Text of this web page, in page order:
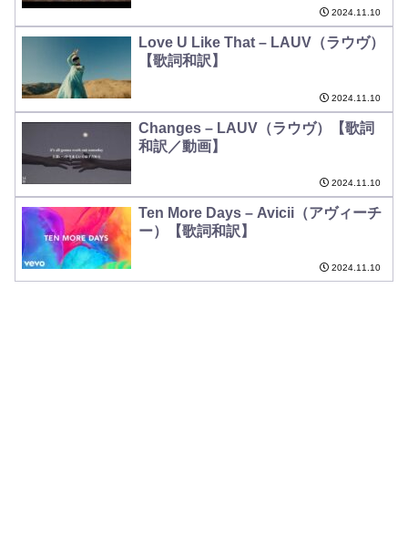
2024.11.10
Love U Like That – LAUV（ラウヴ）
【歌詞和訳】
2024.11.10
Changes – LAUV（ラウヴ）【歌詞
和訳／動画】
2024.11.10
Ten More Days – Avicii（アヴィーチ
ー）【歌詞和訳】
2024.11.10